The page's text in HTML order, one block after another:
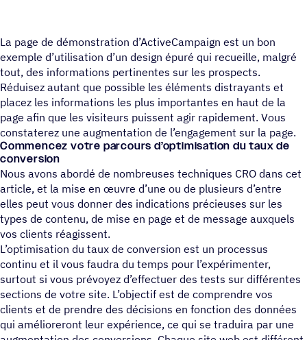
La page de démonstration d’ActiveCampaign est un bon
exemple d’utilisation d’un design épuré qui recueille, malgré
tout, des informations pertinentes sur les prospects.
Réduisez autant que possible les éléments distrayants et
placez les informations les plus importantes en haut de la
page afin que les visiteurs puissent agir rapidement. Vous
constaterez une augmentation de l’engagement sur la page.
Commencez votre parcours d’optimisation du taux de
conversion
Nous avons abordé de nombreuses techniques CRO dans cet
article, et la mise en œuvre d’une ou de plusieurs d’entre
elles peut vous donner des indications précieuses sur les
types de contenu, de mise en page et de message auxquels
vos clients réagissent.
L’optimisation du taux de conversion est un processus
continu et il vous faudra du temps pour l’expérimenter,
surtout si vous prévoyez d’effectuer des tests sur différentes
sections de votre site. L’objectif est de comprendre vos
clients et de prendre des décisions en fonction des données
qui amélioreront leur expérience, ce qui se traduira par une